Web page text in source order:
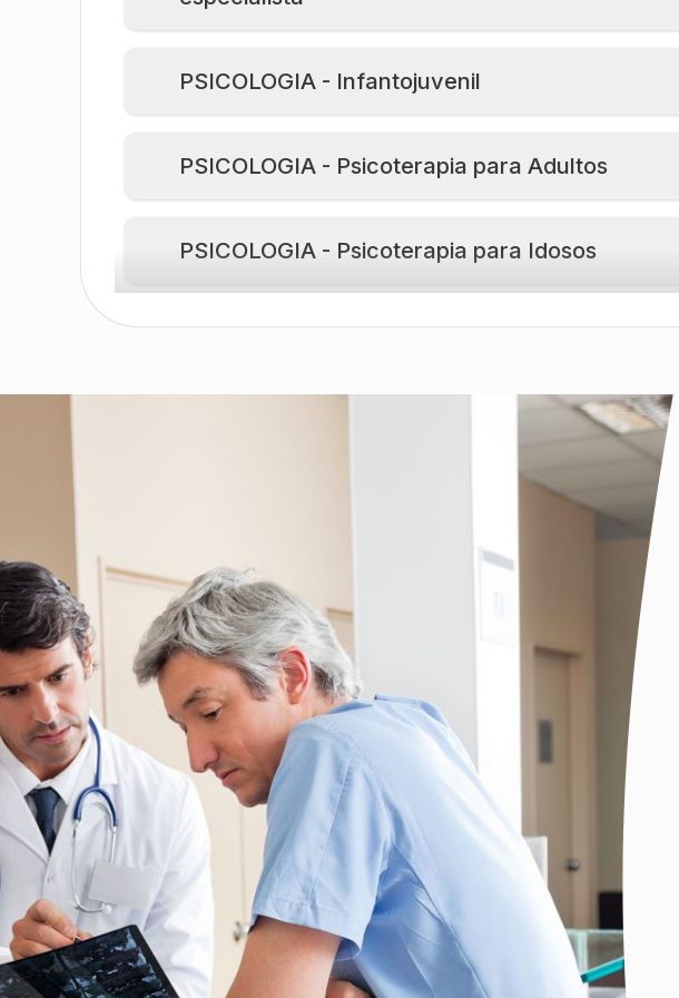
PSICOLOGIA - Infantojuvenil
PSICOLOGIA - Psicoterapia para Adultos
PSICOLOGIA - Psicoterapia para Idosos